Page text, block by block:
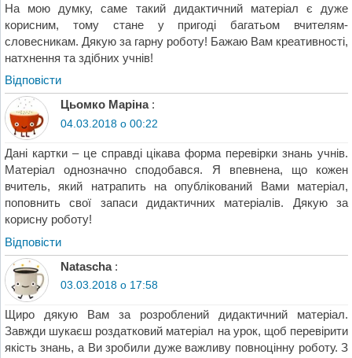
На мою думку, саме такий дидактичний матеріал є дуже
корисним, тому стане у пригоді багатьом вчителям-
словесникам. Дякую за гарну роботу! Бажаю Вам креативності,
натхнення та здібних учнів!
Відповіcти
Цьомко Маріна :
04.03.2018 о 00:22
Дані картки – це справді цікава форма перевірки знань учнів.
Матеріал однозначно сподобався. Я впевнена, що кожен
вчитель, який натрапить на опублікований Вами матеріал,
поповнить свої запаси дидактичних матеріалів. Дякую за
корисну роботу!
Відповіcти
Natascha :
03.03.2018 о 17:58
Щиро дякую Вам за розроблений дидактичний матеріал.
Завжди шукаєш роздатковий матеріал на урок, щоб перевірити
якість знань, а Ви зробили дуже важливу повноцінну роботу. З